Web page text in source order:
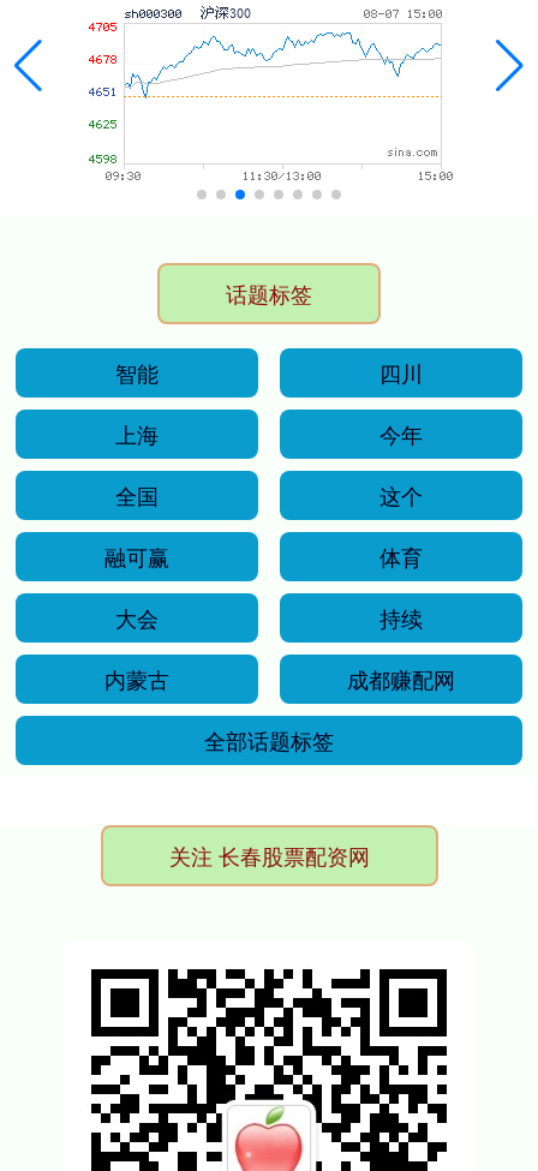
话题标签
智能
四川
上海
今年
全国
这个
融可赢
体育
大会
持续
内蒙古
成都赚配网
全部话题标签
关注 长春股票配资网